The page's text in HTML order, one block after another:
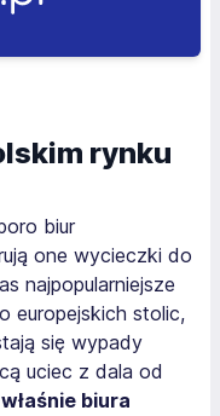
rynku
biur
one wycieczki do
najpopularniejsze
europejskich stolic,
się wypady
uciec z dala od
biura